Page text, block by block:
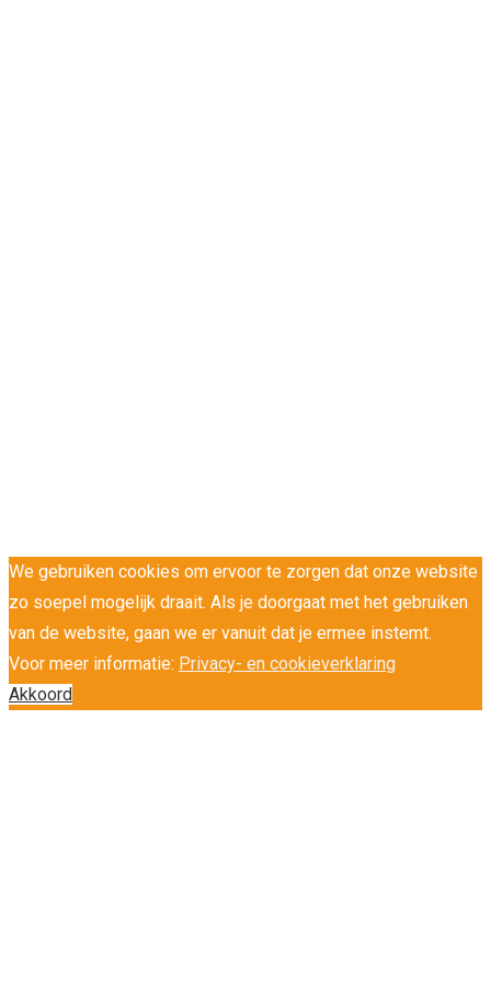
We gebruiken cookies om ervoor te zorgen dat onze website
zo soepel mogelijk draait. Als je doorgaat met het gebruiken
van de website, gaan we er vanuit dat je ermee instemt.
Voor meer informatie: Privacy- en cookieverklaring
Akkoord